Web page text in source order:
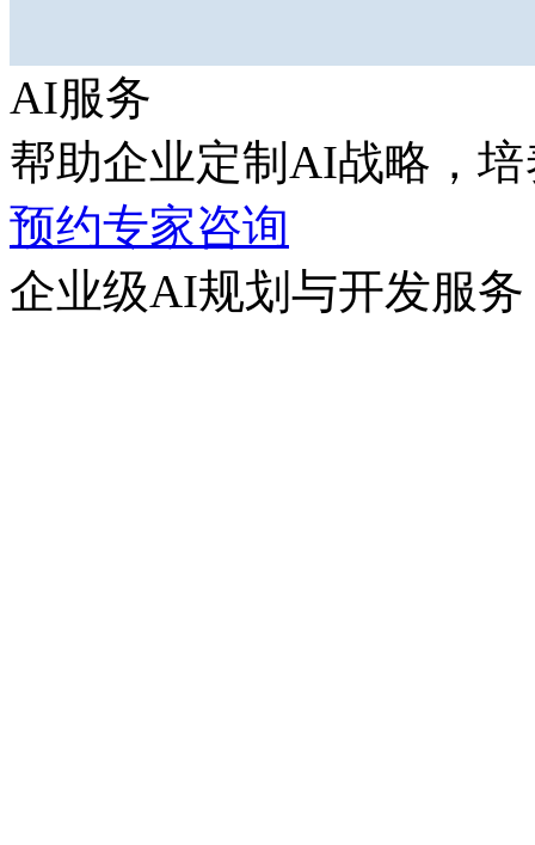
AI服务
帮助企业定制AI战略，
预约专家咨询
企业级AI规划与开发服务